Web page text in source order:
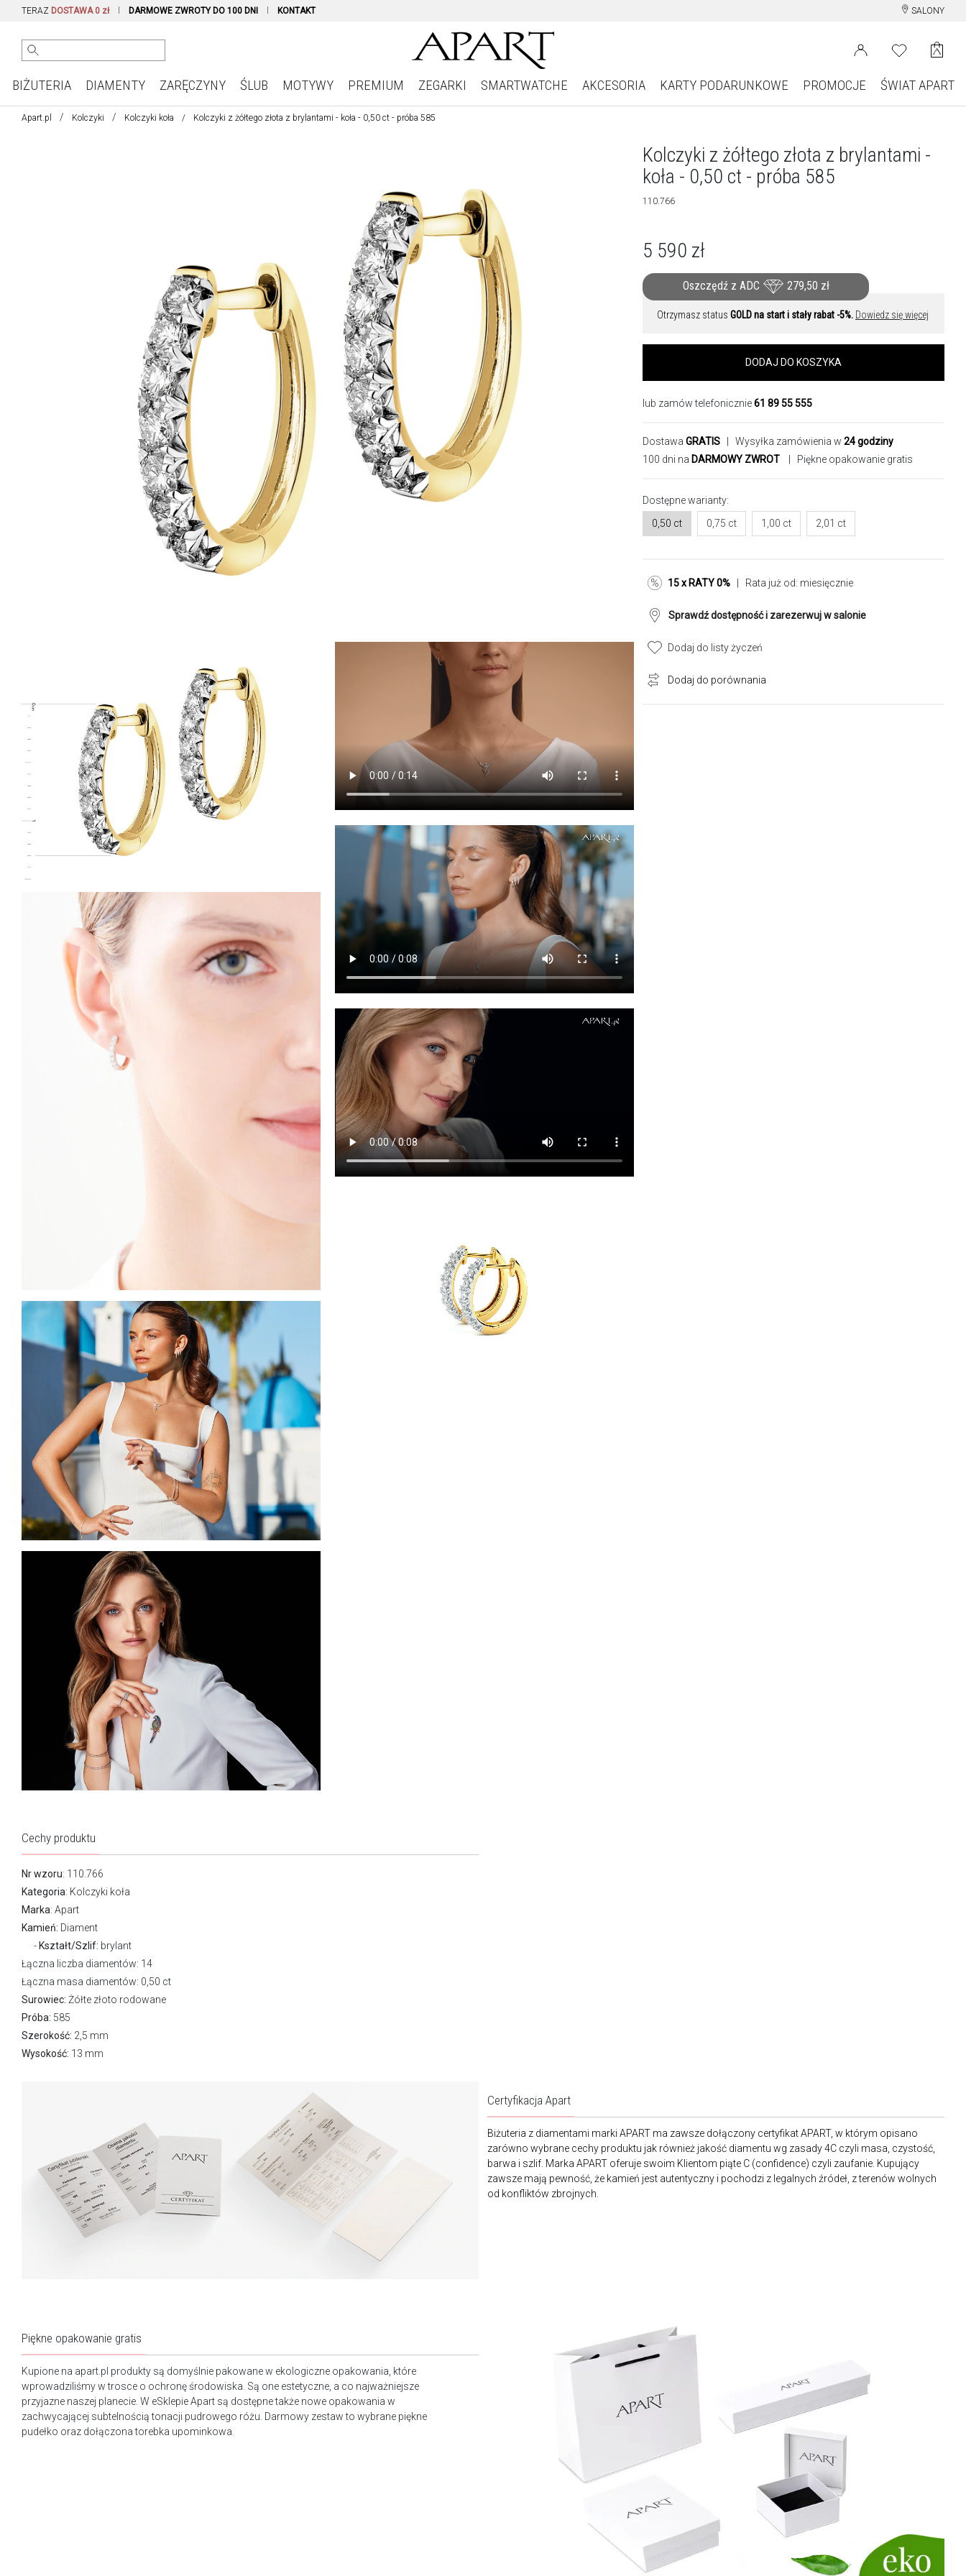
TERAZ DOSTAWA 0 zł DARMOWE ZWROTY DO 100 DNI KONTAKT SALONY
BIŻUTERIA DIAMENTY ZARĘCZYNY ŚLUB MOTYWY PREMIUM ZEGARKI SMARTWATCHE AKCESORIA KARTY PODARUNKOWE PROMOCJE ŚWIAT APART
Apart.pl Kolczyki Kolczyki koła Kolczyki z żółtego złota z brylantami - koła - 0,50 ct - próba 585
Kolczyki z żółtego złota z brylantami -
koła - 0,50 ct - próba 585
110.766
5 590 zł
Oszczędź z ADC 279,50 zł
Otrzymasz status GOLD na start i stały rabat -5%. Dowiedz się więcej
DODAJ DO KOSZYKA
lub zamów telefonicznie61 89 55 555
Dostawa GRATIS | Wysyłka zamówienia w 24 godziny
100 dni na DARMOWY ZWROT | Piękne opakowanie gratis
Dostępne warianty:
0,50 ct
0,75 ct 1,00 ct 2,01 ct
15 x RATY 0% | Rata już od: miesięcznie
Sprawdź dostępność i zarezerwuj w salonie
Dodaj do listy życzeń
Dodaj do porównania
Cechy produktu
Nr wzoru: 110.766
Kategoria: Kolczyki koła
Marka: Apart
Kamień: Diament
Kształt/Szlif: brylant
Łączna liczba diamentów: 14
Łączna masa diamentów: 0,50 ct
Surowiec: Żółte złoto rodowane
Próba: 585
Szerokość: 2,5 mm
Wysokość: 13 mm
Certyfikacja Apart
Biżuteria z diamentami marki APART ma zawsze dołączony certyfikat APART, w którym opisano
zarówno wybrane cechy produktu jak również jakość diamentu wg zasady 4C czyli masa, czystość,
barwa i szlif. Marka APART oferuje swoim Klientom piąte C (confidence) czyli zaufanie. Kupujący
zawsze mają pewność, że kamień jest autentyczny i pochodzi z legalnych źródeł, z terenów wolnych
od konfliktów zbrojnych.
Piękne opakowanie gratis
Kupione na apart.pl produkty są domyślnie pakowane w ekologiczne opakowania, które
wprowadziliśmy w trosce o ochronę środowiska. Są one estetyczne, a co najważniejsze
przyjazne naszej planecie. W eSklepie Apart są dostępne także nowe opakowania w
zachwycającej subtelnością tonacji pudrowego różu. Darmowy zestaw to wybrane piękne
pudełko oraz dołączona torebka upominkowa.